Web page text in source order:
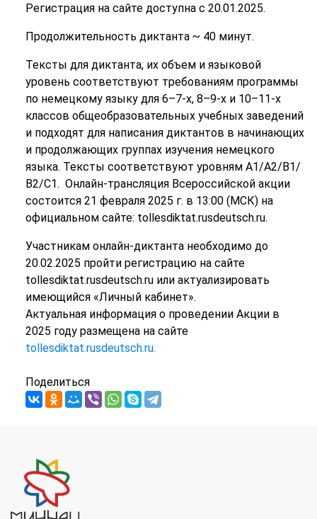
Регистрация на сайте доступна с 20.01.2025.
Продолжительность диктанта ~ 40 минут.
Тексты для диктанта, их объем и языковой
уровень соответствуют требованиям программы
по немецкому языку для 6–7-х, 8–9-х и 10–11-х
классов общеобразовательных учебных заведений
и подходят для написания диктантов в начинающих
и продолжающих группах изучения немецкого
языка. Тексты соответствуют уровням А1/А2/В1/
В2/С1. Онлайн-трансляция Всероссийской акции
состоится 21 февраля 2025 г. в 13:00 (МСК) на
официальном сайте: tollesdiktat.rusdeutsch.ru.
Участникам онлайн-диктанта необходимо до
20.02.2025 пройти регистрацию на сайте
tollesdiktat.rusdeutsch.ru или актуализировать
имеющийся «Личный кабинет».
Актуальная информация о проведении Акции в
2025 году размещена на сайте
tollesdiktat.rusdeutsch.ru.
Поделиться